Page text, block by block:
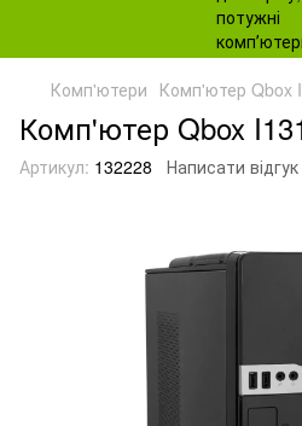
Комп'ютери Комп'ютер Qbox
Комп'ютер Qbox
Артикул: 132228 Написати відгук